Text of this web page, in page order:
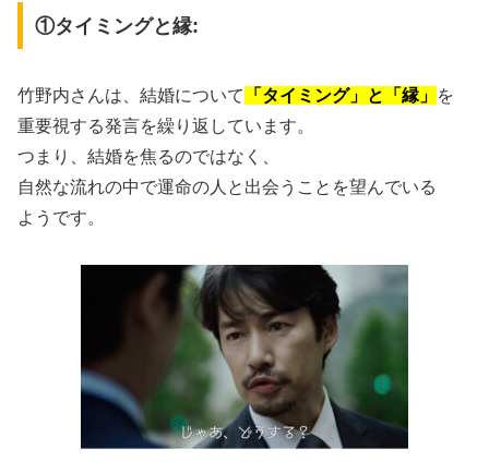
①タイミングと縁:
竹野内さんは、結婚について 「タイミング」と「縁」 を
重要視する発言を繰り返しています。
つまり、結婚を焦るのではなく、
自然な流れの中で運命の人と出会うことを望んでいる
ようです。